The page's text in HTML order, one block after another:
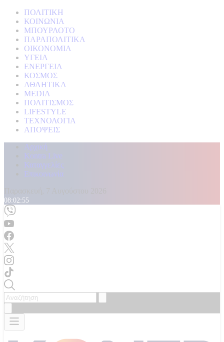
ΠΟΛΙΤΙΚΗ
ΚΟΙΝΩΝΙΑ
ΜΠΟΥΡΛΟΤΟ
ΠΑΡΑΠΟΛΙΤΙΚΑ
ΟΙΚΟΝΟΜΙΑ
ΥΓΕΙΑ
ΕΝΕΡΓΕΙΑ
ΚΟΣΜΟΣ
ΑΘΛΗΤΙΚΑ
MEDIA
ΠΟΛΙΤΙΣΜΟΣ
LIFESTYLE
ΤΕΧΝΟΛΟΓΙΑ
ΑΠΟΨΕΙΣ
Αρχική
Kontra Live
Καταγγελίες
Επικοινωνία
08:02:56